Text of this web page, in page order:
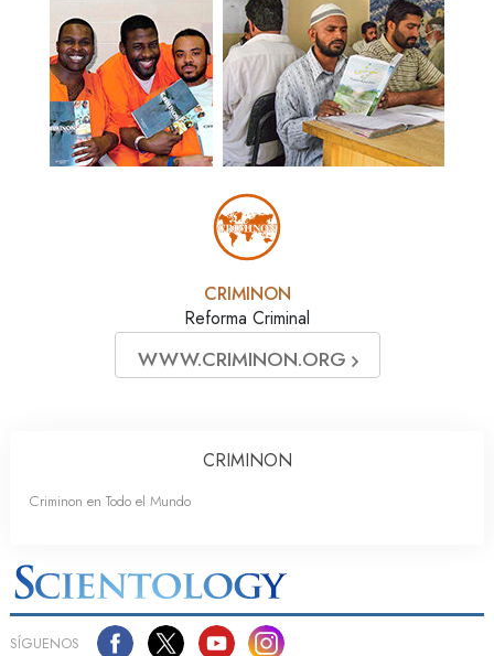
CRIMINON
Reforma Criminal
WWW.CRIMINON.ORG
CRIMINON
Criminon en Todo el Mundo
SÍGUENOS